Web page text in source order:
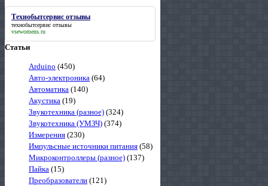
Технобытсервис отзывы
технобытсервис отзывы
vsewomens.ru
Статьи
Arduino (450)
Авто-электроника (64)
Автоматика (140)
Акустика (19)
Звукотехника (разное) (324)
Звукотехника (УМЗЧ) (374)
Измерения (230)
Импульсные источники питания (58)
Микроконтроллеры (разное) (137)
Пайка (15)
Преобразователи (121)